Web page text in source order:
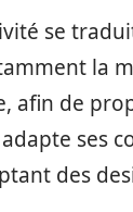
se
la
afin de
adapte ses
des